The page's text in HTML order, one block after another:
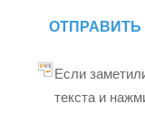
ОТПРАВИТЬ
Если
текста и